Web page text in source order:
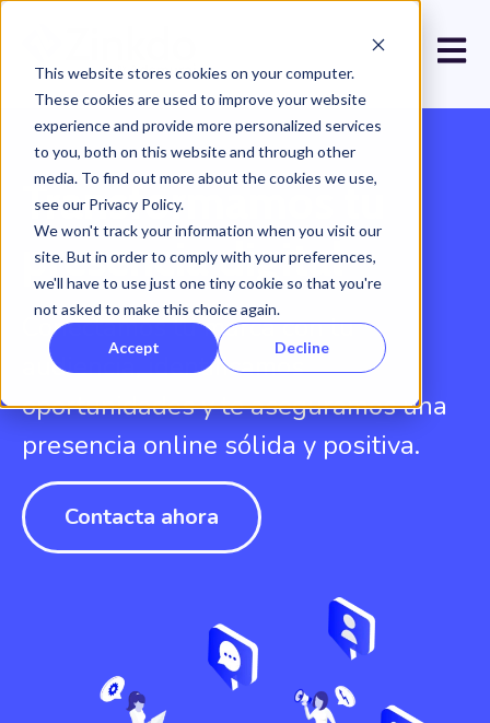
This website stores cookies on your computer.
These cookies are used to improve your website
experience and provide more personalized services
to you, both on this website and through other
media. To find out more about the cookies we use,
see our Privacy Policy.
We won't track your information when you visit our
site. But in order to comply with your preferences,
we'll have to use just one tiny cookie so that you're
not asked to make this choice again.
Accept Decline
Transformamos tu
presencia digital
Conectamos tu marca con tu
audiencia, identificamos
oportunidades y te aseguramos una
presencia online sólida y positiva.
Contacta ahora